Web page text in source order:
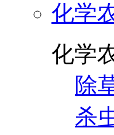
化学
化学
除
杀